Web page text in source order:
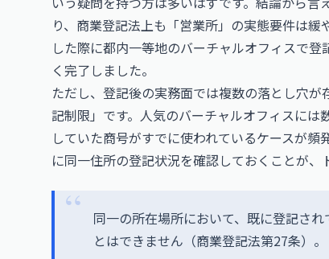
り、商業登記法上も「営業所」の実態要件は
した際に都内一等地のバーチャルオフィスで
く完了しました。
ただし、登記後の実務面では複数の落とし穴
記制限」です。人気のバーチャルオフィスに
していた商号がすでに使われているケースが
に同一住所の登記状況を確認しておくことが、
同一の所在場所において、既に登記さ
とはできません（商業登記法第27条）。